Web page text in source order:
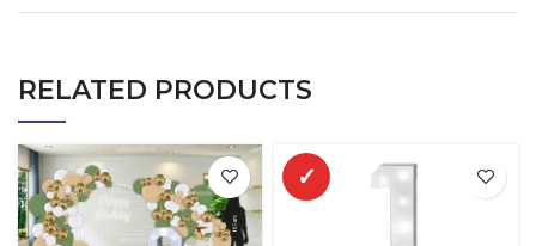
RELATED PRODUCTS
✓